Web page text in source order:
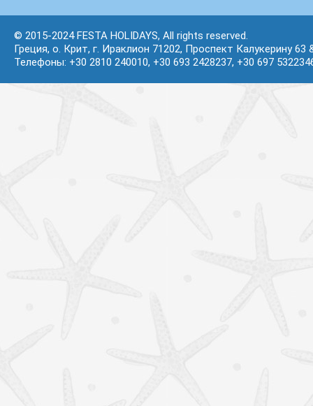
© 2015-2024 FESTA HOLIDAYS, All rights reserved.
Греция, о. Крит, г. Ираклион 71202, Проспект Калукерину 63
Телефоны: +30 2810 240010, +30 693 2428237, +30 697